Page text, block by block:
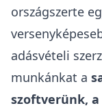
országszerte
adásvételi
munkánkat a
szoftverünk, a